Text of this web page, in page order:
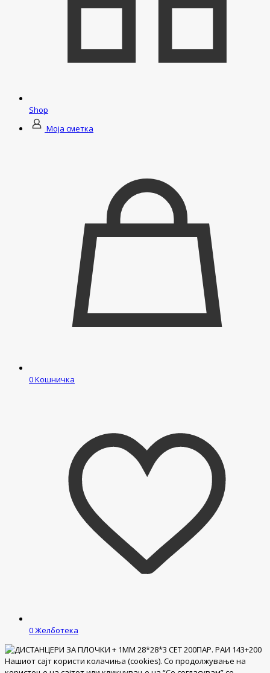
Shop
Моја сметка
0Кошничка
0Желботека
Нашиот сајт користи колачиња (cookies). Со продолжување на